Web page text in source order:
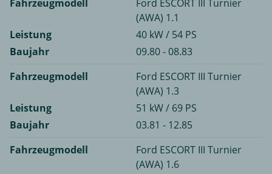
Fahrzeugmodell
Ford ESCORT III Turnier
(AWA) 1.1
Leistung
40 kW / 54 PS
Baujahr
09.80 - 08.83
Fahrzeugmodell
Ford ESCORT III Turnier
(AWA) 1.3
Leistung
51 kW / 69 PS
Baujahr
03.81 - 12.85
Fahrzeugmodell
Ford ESCORT III Turnier
(AWA) 1.6